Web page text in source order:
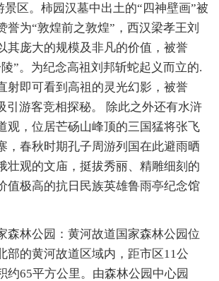
景区。柿园汉墓中出土的“四神壁画”被
誉为“敦煌前之敦煌”，西汉梁孝王刘
其庞大的规模及非凡的价值，被誉
”。为纪念高祖刘邦斩蛇起义而立的.
射即可看到高祖的灵光幻影，被誉
引游客竞相探秘。 除此之外还有水浒
观，位居芒砀山峰顶的三国猛将张飞
，春秋时期孔子周游列国在此避雨晒
壮观的文庙，挺拔秀丽、精雕细刻的
值极高的抗日民族英雄鲁雨亭纪念馆
林公园：黄河故道国家森林公园位
部的黄河故道区域内，距市区11公
约65平方公里。由森林公园中心园